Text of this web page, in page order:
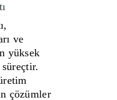
ve
yüksek
çözümler